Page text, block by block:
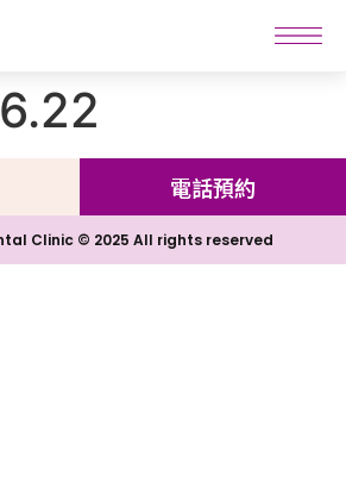
電話預約
Clinic © 2025 All rights reserved